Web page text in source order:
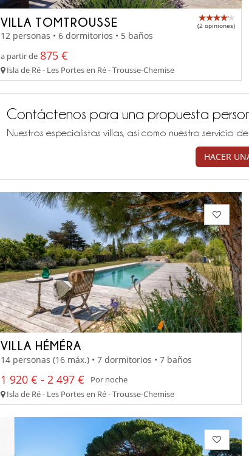
VILLA TOMTROUSSE (2 opiniones)
12 personas • 6 dormitorios • 5 baños
a partir de 875 €
Isla de Ré - Les Portes en Ré - Trousse-Chemise
Contáctenos para una propuesta
Nuestros especialistas villas, así como nuestro servicio
HACER
VILLA HÉMÉRA
14 personas (16 máx.) • 7 dormitorios • 7 baños
1 920 € - 2 497 €
Por noche
Isla de Ré - Les Portes en Ré - Trousse-Chemise